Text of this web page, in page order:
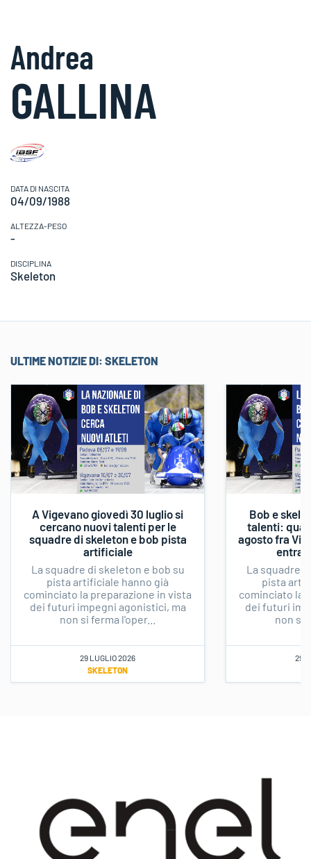
Andrea
GALLINA
DATA DI NASCITA
04/09/1988
ALTEZZA-PESO
-
DISCIPLINA
Skeleton
ULTIME NOTIZIE DI: SKELETON
A Vigevano giovedì 30 luglio si
cercano nuovi talenti per le
squadre di skeleton e bob pista
artificiale
La squadre di skeleton e bob su
pista artificiale hanno già
cominciato la preparazione in vista
dei futuri impegni agonistici, ma
non si ferma l'oper...
29 LUGLIO 2026
SKELETON
Bob e
talenti:
agosto fra
La squadre
pista
cominciato la
dei futuri
non si
29